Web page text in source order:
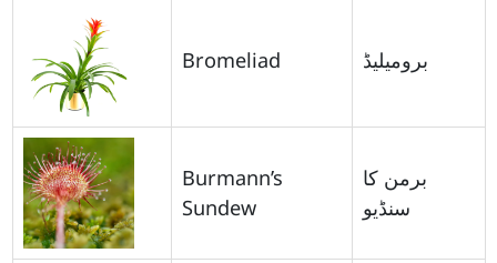
Bromeliad برومیلیڈ
Burmann’s
Sundew
برمن کا
سنڈیو